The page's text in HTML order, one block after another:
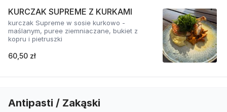
KURCZAK SUPREME Z KURKAMI
kurczak Supreme w sosie kurkowo -
maślanym, puree ziemniaczane, bukiet z
kopru i pietruszki
60,50 zł
Antipasti / Zakąski